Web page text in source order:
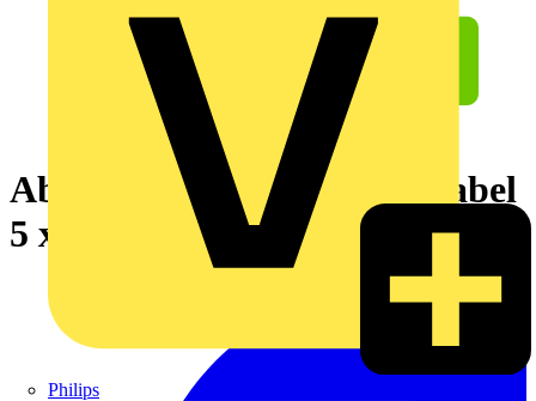
Philips
Abisoliermesser,für Flachkabel
5 x 16 mm²